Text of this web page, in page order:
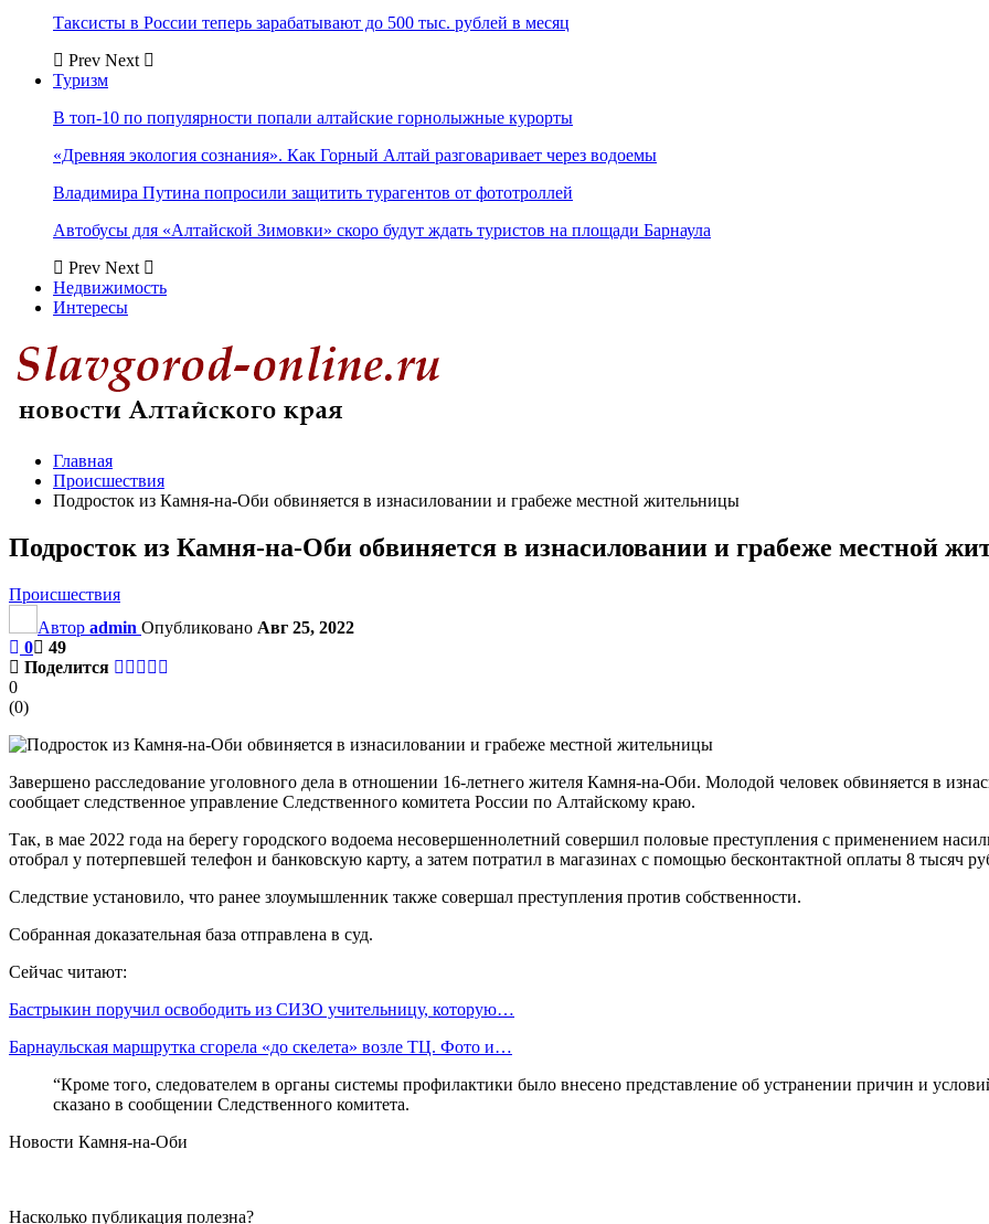
Таксисты в России теперь зарабатывают до 500 тыс. рублей в месяц
Prev Next
Туризм
В топ-10 по популярности попали алтайские горнолыжные курорты
«Древняя экология сознания». Как Горный Алтай разговаривает через водоемы
Владимира Путина попросили защитить турагентов от фототроллей
Автобусы для «Алтайской Зимовки» скоро будут ждать туристов на площади Барнаула
Prev Next
Недвижимость
Интересы
Главная
Происшествия
Подросток из Камня-на-Оби обвиняется в изнасиловании и грабеже местной жительницы
Подросток из Камня-на-Оби обвиняется в изнасиловании и грабеже местной
Происшествия
Автор admin Опубликовано Авг 25, 2022
0
49
Поделится
0
(0)
Завершено расследование уголовного дела в отношении 16-летнего жителя Камня-на-Оби. Молодой человек обвиняется в
сообщает следственное управление Следственного комитета России по Алтайскому краю.
Так, в мае 2022 года на берегу городского водоема несовершеннолетний совершил половые преступления с применением
отобрал у потерпевшей телефон и банковскую карту, а затем потратил в магазинах с помощью бесконтактной оплаты 8 тысяч
Следствие установило, что ранее злоумышленник также совершал преступления против собственности.
Собранная доказательная база отправлена в суд.
Сейчас читают:
Бастрыкин поручил освободить из СИЗО учительницу, которую…
Барнаульская маршрутка сгорела «до скелета» возле ТЦ. Фото и…
“Кроме того, следователем в органы системы профилактики было внесено представление об устранении причин и
сказано в сообщении Следственного комитета.
Новости Камня-на-Оби
Насколько публикация полезна?